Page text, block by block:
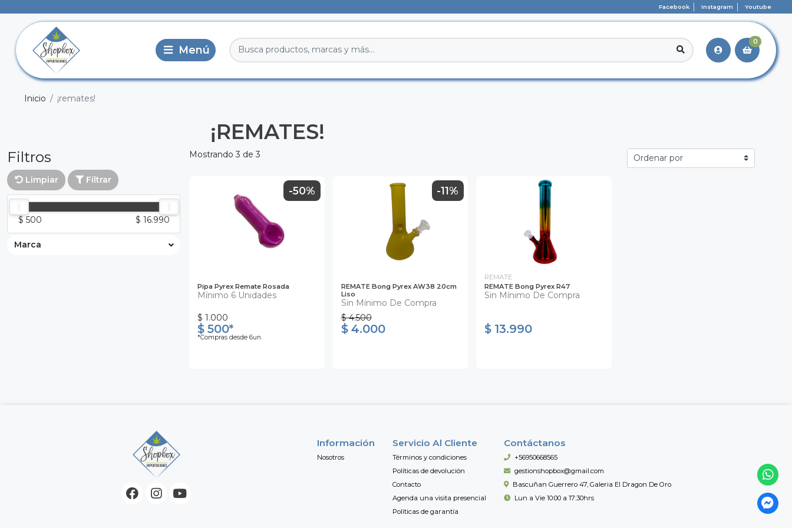
Facebook Instagram Youtube
0
Inicio ¡remates!
¡REMATES!
Filtros
Limpiar Filtrar
$ 500 $ 16.990
Marca
Mostrando 3 de 3
-50%
Pipa Pyrex Remate Rosada
Mínimo 6 Unidades
$ 1.000
$ 500*
*Compras desde 6un.
-11%
REMATE Bong Pyrex AW38 20cm
Liso
Sin Mínimo De Compra
$ 4.500
$ 4.000
REMATE
REMATE Bong Pyrex R47
Sin Mínimo De Compra
$ 13.990
Información
Nosotros
Servicio Al Cliente
Términos y condiciones
Políticas de devolución
Contacto
Agenda una visita presencial
Políticas de garantía
Contáctanos
+56950668565
gestionshopbox@gmail.com
Bascuñan Guerrero 47, Galeria El Dragon De Oro
Lun a Vie 10:00 a 17:30hrs